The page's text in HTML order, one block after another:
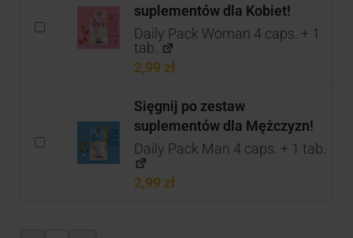
suplementów dla Kobiet!
Daily Pack Woman 4 caps. + 1
tab.
2,99 zł
Sięgnij po zestaw
suplementów dla Mężczyzn!
Daily Pack Man 4 caps. + 1 tab.
2,99 zł